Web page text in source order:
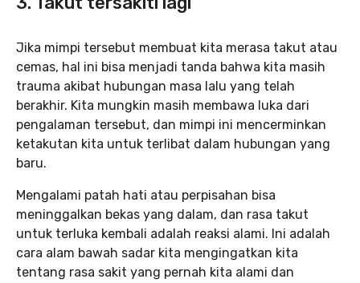
Jika mimpi tersebut membuat kita merasa takut atau
cemas, hal ini bisa menjadi tanda bahwa kita masih
trauma akibat hubungan masa lalu yang telah
berakhir. Kita mungkin masih membawa luka dari
pengalaman tersebut, dan mimpi ini mencerminkan
ketakutan kita untuk terlibat dalam hubungan yang
baru.
Mengalami patah hati atau perpisahan bisa
meninggalkan bekas yang dalam, dan rasa takut
untuk terluka kembali adalah reaksi alami. Ini adalah
cara alam bawah sadar kita mengingatkan kita
tentang rasa sakit yang pernah kita alami dan